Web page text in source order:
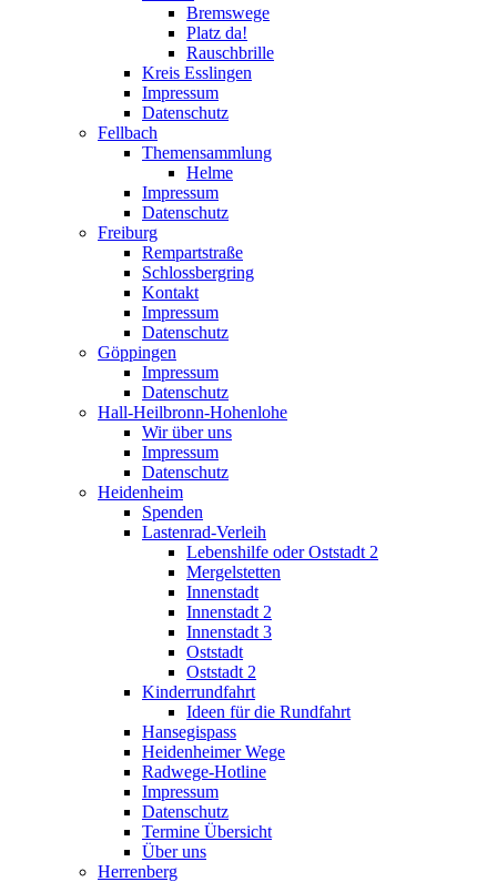
Bremswege
Platz da!
Rauschbrille
Kreis Esslingen
Impressum
Datenschutz
Fellbach
Themensammlung
Helme
Impressum
Datenschutz
Freiburg
Rempartstraße
Schlossbergring
Kontakt
Impressum
Datenschutz
Göppingen
Impressum
Datenschutz
Hall-Heilbronn-Hohenlohe
Wir über uns
Impressum
Datenschutz
Heidenheim
Spenden
Lastenrad-Verleih
Lebenshilfe oder Oststadt 2
Mergelstetten
Innenstadt
Innenstadt 2
Innenstadt 3
Oststadt
Oststadt 2
Kinderrundfahrt
Ideen für die Rundfahrt
Hansegispass
Heidenheimer Wege
Radwege-Hotline
Impressum
Datenschutz
Termine Übersicht
Über uns
Herrenberg